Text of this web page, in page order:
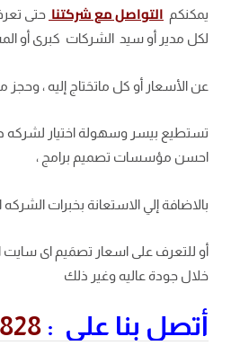
يمكنكم التواصل مع شركتناحتى
لكل مدير أو سيد الشركات كبرى أو
عن الأسعار أو كل ماتحَتاج إليه ، وحجز
تستطيع بيسر وسهولة اختيار لشركه
احسن مؤسسات تصميم برامج ،
بالاضافة إلي الاستعانة بخبرات الشركه
أو للتعرف على اسعار تصمَيم اى سايت
خلال جودة عاليه وغير ذلك
أتصل بنا على :